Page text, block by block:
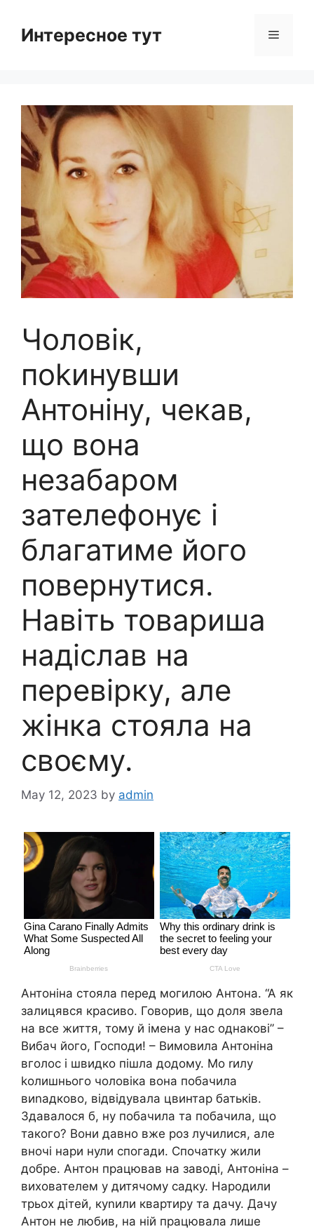
contentИнтересное тут Menu
Чоловік,
поkинувши
Антоніну, чекав,
що вона
незабаром
зателефонує і
благатиме його
повернутися.
Навіть товариша
надіслав на
перевірку, але
жінка стояла на
своєму.
May 12, 2023 by admin
Антоніна стояла перед могилою Антона. “А як
залицявся красиво. Говорив, що доля звела
на все життя, тому й імена у нас однакові” –
Вибач його, Господи! – Вимовила Антоніна
вголос і швидко пішла додому. Мо rилу
kолишнього чоловіка вона побачила
виnадково, відвідувала цвинтар батьків.
Здавалося б, ну побачила та побачила, що
такого? Вони давно вже роз лучилися, але
вночі нари нули спогади. Спочатку жили
добре. Антон працював на заводі, Антоніна –
вихователем у дитячому садку. Народили
трьох дітей, куnили квартиру та дачу. Дачу
Антон не любив, на ній працювала лише